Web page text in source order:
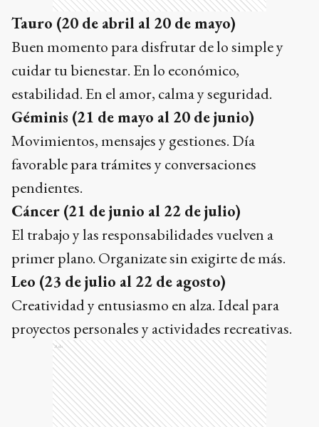
Tauro (20 de abril al 20 de mayo)
Buen momento para disfrutar de lo simple y
cuidar tu bienestar. En lo económico,
estabilidad. En el amor, calma y seguridad.
Géminis (21 de mayo al 20 de junio)
Movimientos, mensajes y gestiones. Día
favorable para trámites y conversaciones
pendientes.
Cáncer (21 de junio al 22 de julio)
El trabajo y las responsabilidades vuelven a
primer plano. Organizate sin exigirte de más.
Leo (23 de julio al 22 de agosto)
Creatividad y entusiasmo en alza. Ideal para
proyectos personales y actividades recreativas.
Ads